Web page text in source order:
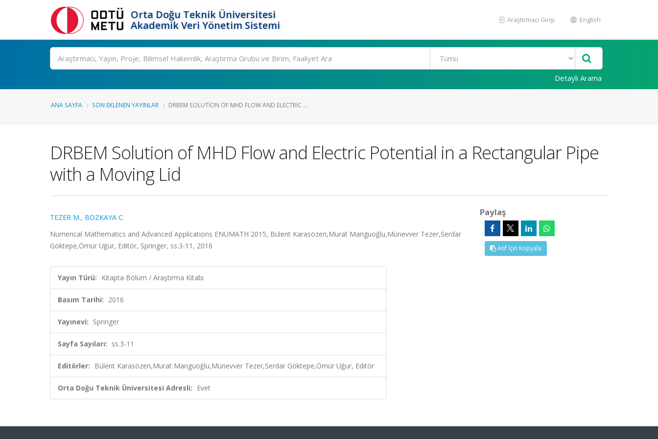
Orta Doğu Teknik Üniversitesi
Akademik Veri Yönetim Sistemi
Araştırmacı Girişi English
Ara
Detaylı Arama
ANA SAYFA SON EKLENEN YAYINLAR DRBEM SOLUTION OF MHD FLOW AND ELECTRIC ...
DRBEM Solution of MHD Flow and Electric Potential in a Rectangular Pipe
with a Moving Lid
TEZER M., BOZKAYA C.
Numerical Mathematics and Advanced Applications ENUMATH 2015, Bülent Karasözen,Murat Manguoğlu,Münevver Tezer,Serdar
Göktepe,Ömür Uğur, Editör, Springer, ss.3-11, 2016
Yayın Türü: Kitapta Bölüm / Araştırma Kitabı
Basım Tarihi: 2016
Yayınevi: Springer
Sayfa Sayıları: ss.3-11
Editörler: Bülent Karasözen,Murat Manguoğlu,Münevver Tezer,Serdar Göktepe,Ömür Uğur, Editör
Orta Doğu Teknik Üniversitesi Adresli: Evet
Paylaş
Atıf İçin Kopyala